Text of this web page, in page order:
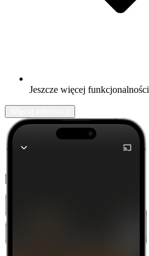
Jeszcze więcej funkcjonalności